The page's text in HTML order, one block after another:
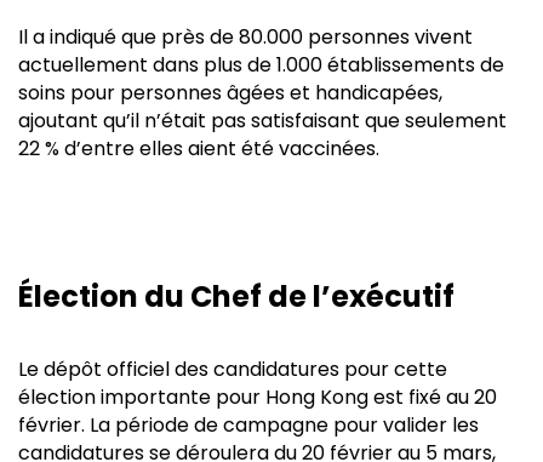
Il a indiqué que près de 80.000 personnes vivent
actuellement dans plus de 1.000 établissements de
soins pour personnes âgées et handicapées,
ajoutant qu’il n’était pas satisfaisant que seulement
22 % d’entre elles aient été vaccinées.
Élection du Chef de l’exécutif
Le dépôt officiel des candidatures pour cette
élection importante pour Hong Kong est fixé au 20
février. La période de campagne pour valider les
candidatures se déroulera du 20 février au 5 mars,